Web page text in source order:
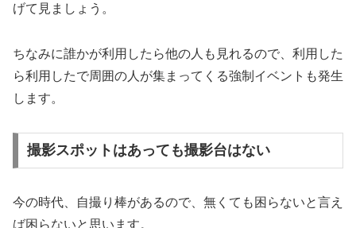
げて見ましょう。
ちなみに誰かが利用したら他の人も見れるので、利用した
ら利用したで周囲の人が集まってくる強制イベントも発生
します。
撮影スポットはあっても撮影台はない
今の時代、自撮り棒があるので、無くても困らないと言え
ば困らないと思います。